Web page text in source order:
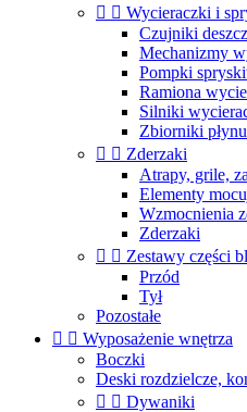
  Wycieraczki i
Czujniki
Mechanizmy
Pompki
Ramiona
Silniki
Zbiorniki
  Zderzaki
Atrapy, grile,
Elementy
Wzmocnienia
Zderzaki
  Zestawy części
Przód
Tył
Pozostałe
  Wyposażenie wnętrza
Boczki
Deski rozdzielcze,
  Dywaniki